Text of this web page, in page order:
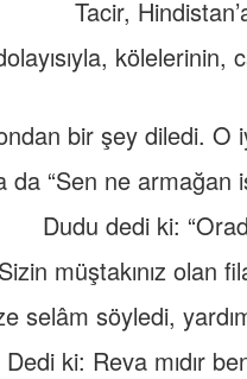
Tacir,
bir şey diledi. O
da “Sen ne armağan
Dudu dedi ki:
müştakınız olan
selâm söyledi,
Dedi ki: Reva mıdır